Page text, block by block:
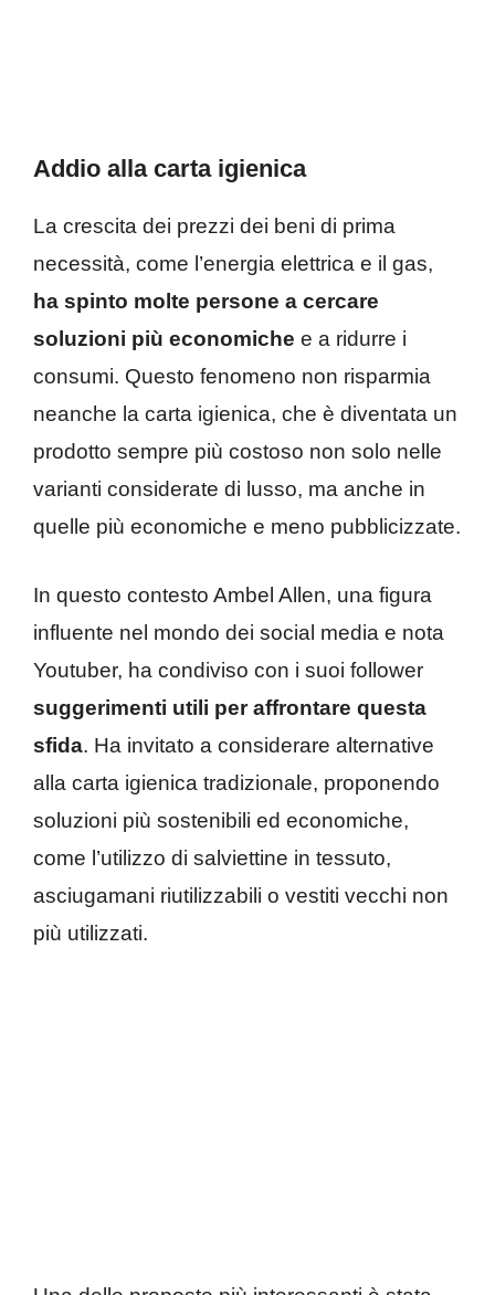
Addio alla carta igienica
La crescita dei prezzi dei beni di prima
necessità, come l’energia elettrica e il gas,
ha spinto molte persone a cercare
soluzioni più economiche e a ridurre i
consumi. Questo fenomeno non risparmia
neanche la carta igienica, che è diventata un
prodotto sempre più costoso non solo nelle
varianti considerate di lusso, ma anche in
quelle più economiche e meno pubblicizzate.
In questo contesto Ambel Allen, una figura
influente nel mondo dei social media e nota
Youtuber, ha condiviso con i suoi follower
suggerimenti utili per affrontare questa
sfida. Ha invitato a considerare alternative
alla carta igienica tradizionale, proponendo
soluzioni più sostenibili ed economiche,
come l’utilizzo di salviettine in tessuto,
asciugamani riutilizzabili o vestiti vecchi non
più utilizzati.